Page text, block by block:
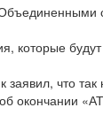
которые
что
окончании